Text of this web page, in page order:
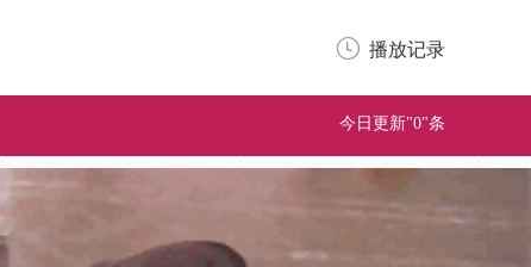
播放记录
今日更新"0"条